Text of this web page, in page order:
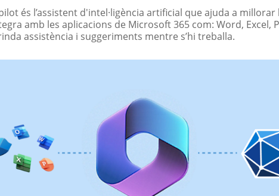
és l’assistent d'intel·ligència artificial que ajuda a
amb les aplicacions de Microsoft 365 com: Word, Excel,
assistència i suggeriments mentre s’hi treballa.